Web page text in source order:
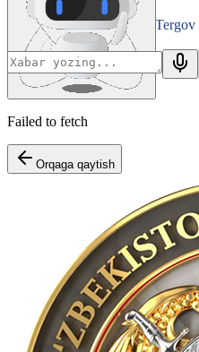
Tergov
Departamenti
Failed to fetch
Orqaga qaytish